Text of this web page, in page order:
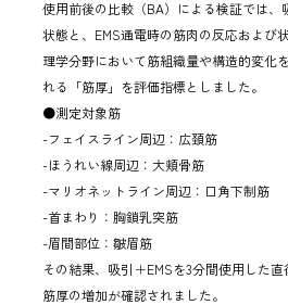
使用前後の比較（BA）による検証では、
状態と、EMS通電時の筋肉の反応および
理学分野において筋組織量や構造的変化
れる「筋厚」を評価指標としました。
●測定対象筋
-フェイスライン周辺：広頚筋
-ほうれい線周辺：大頬骨筋
-マリオネットライン周辺：口角下制筋
-首まわり：胸鎖乳突筋
-眉間部位：皺眉筋
その結果、吸引＋EMSを3分間使用した
筋厚の増加が確認されました。